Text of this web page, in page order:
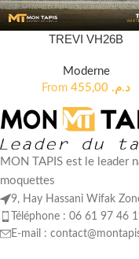
TREVI VH26B
Moderne
From
د.م.
MON TAPIS est le leader
moquettes
9, Hay Hassani Wifak
Téléphone : 06 61 97 46
E-mail :